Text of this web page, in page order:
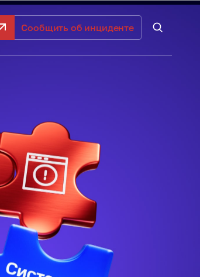
Сообщить об инциденте